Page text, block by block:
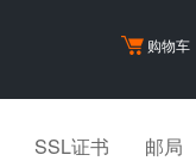
购物车
SSL证书 邮局